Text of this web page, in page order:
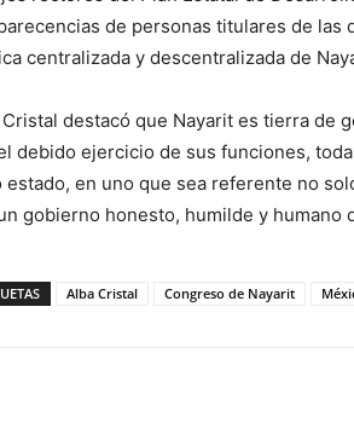
de personas titulares de las
centralizada y descentralizada de
destacó que Nayarit es tierra de
debido ejercicio de sus funciones,
estado, en uno que sea referente no
gobierno honesto, humilde y humano
Alba Cristal Congreso de Nayarit